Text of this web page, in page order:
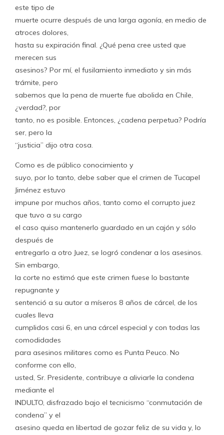
este tipo de
muerte ocurre después de una larga agonía, en medio de
atroces dolores,
hasta su expiración final. ¿Qué pena cree usted que
merecen sus
asesinos? Por mí, el fusilamiento inmediato y sin más
trámite, pero
sabemos que la pena de muerte fue abolida en Chile,
¿verdad?, por
tanto, no es posible. Entonces, ¿cadena perpetua? Podría
ser, pero la
“justicia” dijo otra cosa.
Como es de público conocimiento y
suyo, por lo tanto, debe saber que el crimen de Tucapel
Jiménez estuvo
impune por muchos años, tanto como el corrupto juez
que tuvo a su cargo
el caso quiso mantenerlo guardado en un cajón y sólo
después de
entregarlo a otro Juez, se logró condenar a los asesinos.
Sin embargo,
la corte no estimó que este crimen fuese lo bastante
repugnante y
sentenció a su autor a míseros 8 años de cárcel, de los
cuales lleva
cumplidos casi 6, en una cárcel especial y con todas las
comodidades
para asesinos militares como es Punta Peuco. No
conforme con ello,
usted, Sr. Presidente, contribuye a aliviarle la condena
mediante el
INDULTO, disfrazado bajo el tecnicismo “conmutación de
condena” y el
asesino queda en libertad de gozar feliz de su vida y, lo